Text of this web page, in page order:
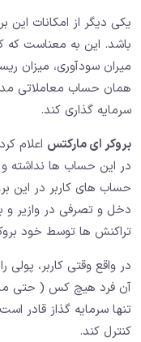
یکی دیگر از امکانات این
باشد. این به معناست که
میران سودآوری، میزان
همان حساب معاملاتی
سرمایه گذاری کند.
بروکر ای مارکتس اعلام
در این حساب ها نداشته
حساب های کاربر در این
دخل و تصرفی در وازیر و
تراکنش ها توسط خود
در واقع وقتی کاربر،
آن فرد هیچ کس ( حتی
تنها سرمایه گذاز قادر
کنترل کند.